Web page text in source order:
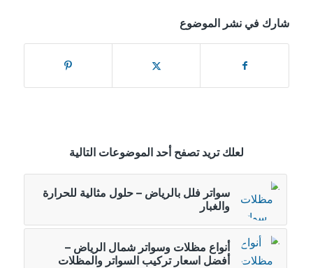
شارك في نشر الموضوع
لعلك تريد تصفح أحد الموضوعات التالية
سواتر فلل بالرياض – حلول مثالية للحرارة
والغبار
أنواع مظلات وسواتر شمال الرياض –
أفضل اسعار تركيب السواتر والمظلات